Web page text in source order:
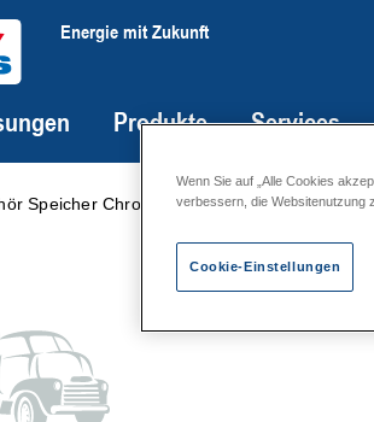
Energie mit Zukunft
Produkte Services
Speicher Chromstahl Zubehör für
Wenn Sie auf „Alle Cookies
verbessern, die Websitenutzung
Cookie-Einstellungen